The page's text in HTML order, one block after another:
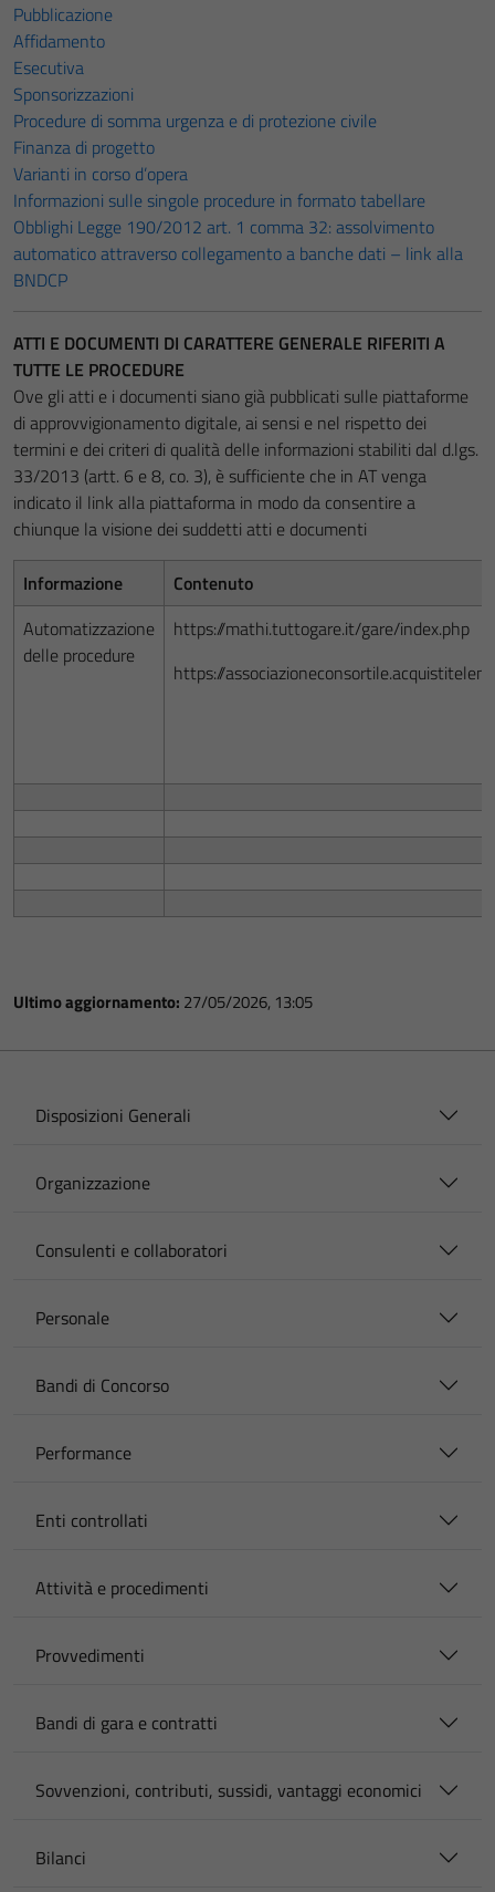
Pubblicazione
Affidamento
Esecutiva
Sponsorizzazioni
Procedure di somma urgenza e di protezione civile
Finanza di progetto
Varianti in corso d’opera
Informazioni sulle singole procedure in formato tabellare
Obblighi Legge 190/2012 art. 1 comma 32: assolvimento
automatico attraverso collegamento a banche dati – link alla
BNDCP
ATTI E DOCUMENTI DI CARATTERE GENERALE RIFERITI A
TUTTE LE PROCEDURE
Ove gli atti e i documenti siano già pubblicati sulle piattaforme
di approvvigionamento digitale, ai sensi e nel rispetto dei
termini e dei criteri di qualità delle informazioni stabiliti dal d.lgs.
33/2013 (artt. 6 e 8, co. 3), è sufficiente che in AT venga
indicato il link alla piattaforma in modo da consentire a
chiunque la visione dei suddetti atti e documenti
Informazione
Contenuto
Automatizzazione
delle procedure
https://mathi.tuttogare.it/gare/index.php
https://
Ultimo aggiornamento: 27/05/2026, 13:05
Disposizioni Generali
Organizzazione
Consulenti e collaboratori
Personale
Bandi di Concorso
Performance
Enti controllati
Attività e procedimenti
Provvedimenti
Bandi di gara e contratti
Sovvenzioni, contributi, sussidi, vantaggi economici
Bilanci